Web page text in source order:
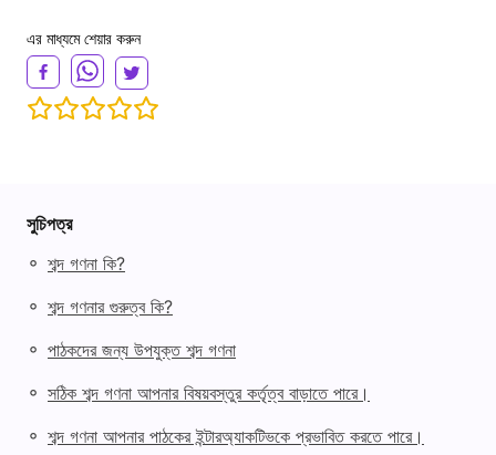
এর মাধ্যমে শেয়ার করুন
সুচিপত্র
◦ শব্দ গণনা কি?
◦ শব্দ গণনার গুরুত্ব কি?
◦ পাঠকদের জন্য উপযুক্ত শব্দ গণনা
◦ সঠিক শব্দ গণনা আপনার বিষয়বস্তুর কর্তৃত্ব বাড়াতে পারে।
◦ শব্দ গণনা আপনার পাঠকের ইন্টারঅ্যাকটিভকে প্রভাবিত করতে পারে।